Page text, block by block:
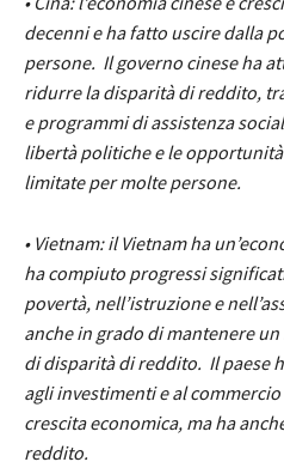
decenni e ha fatto uscire dalla
persone. Il governo cinese ha
ridurre la disparità di reddito,
e programmi di assistenza
libertà politiche e le
limitate per molte persone.
• Vietnam: il Vietnam ha
ha compiuto progressi
povertà, nell’istruzione e
anche in grado di mantenere
di disparità di reddito. Il paese
agli investimenti e al
crescita economica, ma ha
reddito.